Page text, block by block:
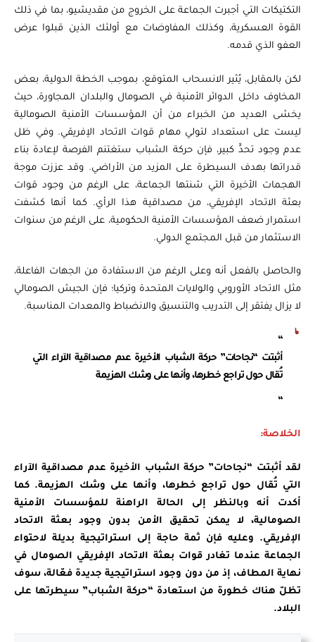
التكتيكات التي أجبرت الجماعة على الخروج من مقديشيو، بما في ذلك
القوة العسكرية، وكذلك المفاوضات مع أولئك الذين قبلوا عرض
العفو الذي قدمه.
لكن بالمقابل، يُثير الانسحاب المتوقع، بموجب الخطة الدولية، بعض
المخاوف داخل الدوائر الأمنية في الصومال والبلدان المجاورة، حيث
يخشى العديد من الخبراء من أن المؤسسات الأمنية الصومالية
ليست على استعداد لتولي مهام قوات الاتحاد الإفريقي. وفي ظل
عدم وجود تحدٍّ كبير، فإن حركة الشباب ستغتنم الفرصة لإعادة بناء
قدراتها بهدف السيطرة على المزيد من الأراضي. وقد عززت موجة
الهجمات الأخيرة التي شنتها الجماعة، على الرغم من وجود قوات
بعثة الاتحاد الإفريقي، من مصداقية هذا الرأي. كما أنها كشفت
استمرار ضعف المؤسسات الأمنية الحكومية، على الرغم من سنوات
الاستثمار من قبل المجتمع الدولي.
والحاصل بالفعل أنه وعلى الرغم من الاستفادة من الجهات الفاعلة،
مثل الاتحاد الأوروبي والولايات المتحدة وتركيا؛ فإن الجيش الصومالي
لا يزال يفتقر إلى التدريب والتنسيق والانضباط والمعدات المناسبة.
أثبتت “نجاحات” حركة الشباب الأخيرة عدم مصداقية الآراء التي
تُقال حول تراجع خطرها، وأنها على وشك الهزيمة
الخلاصة:
لقد أثبتت “نجاحات” حركة الشباب الأخيرة عدم مصداقية الآراء
التي تُقال حول تراجع خطرها، وأنها على وشك الهزيمة. كما
أكدت أنه وبالنظر إلى الحالة الراهنة للمؤسسات الأمنية
الصومالية، لا يمكن تحقيق الأمن بدون وجود بعثة الاتحاد
الإفريقي. وعليه فإن ثمة حاجة إلى استراتيجية بديلة لاحتواء
الجماعة عندما تغادر قوات بعثة الاتحاد الإفريقي الصومال في
نهاية المطاف، إذ من دون وجود استراتيجية جديدة فعّالة، سوف
تظلّ هناك خطورة من استعادة “حركة الشباب” سيطرتها على
البلاد.